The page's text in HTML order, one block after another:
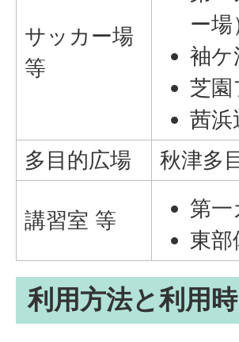
サッカー場
等
ー場
袖ケ
芝
茜浜
多目的広場
秋津多
講習室 等
第
東部
利用方法と利用